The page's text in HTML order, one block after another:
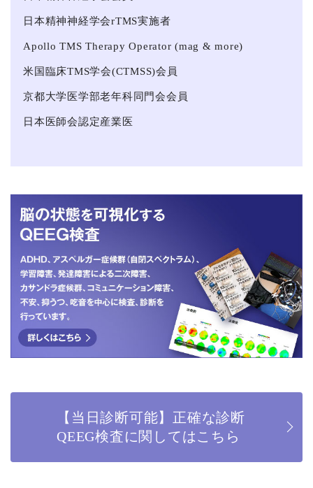
日本精神神経学会rTMS実施者
Apollo TMS Therapy Operator (mag & more)
米国臨床TMS学会(CTMSS)会員
京都大学医学部老年科同門会会員
日本医師会認定産業医
【当日診断可能】正確な診断
QEEG検査に関してはこちら